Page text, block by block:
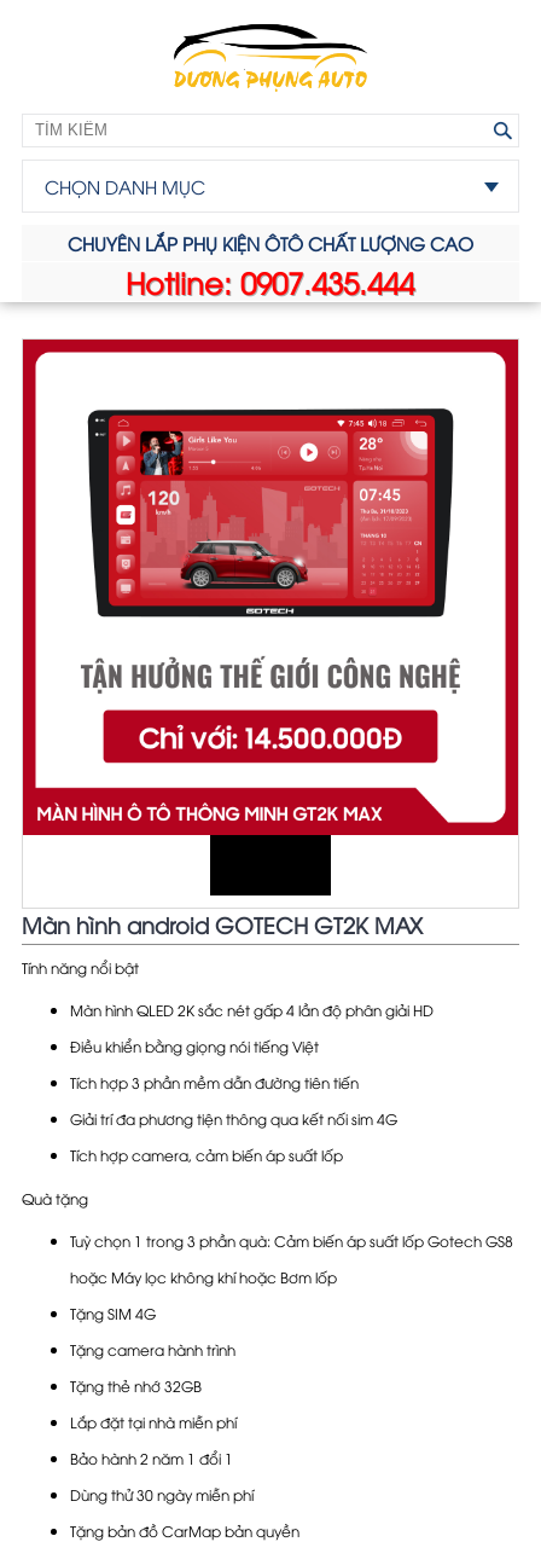
CHỌN DANH MỤC
CHUYÊN LẮP PHỤ KIỆN ÔTÔ CHẤT LƯỢNG CAO
Hotline: 0907.435.444
Màn hình android GOTECH GT2K MAX
Tính năng nổi bật
Màn hình QLED 2K sắc nét gấp 4 lần độ phân giải HD
Điều khiển bằng giọng nói tiếng Việt
Tích hợp 3 phần mềm dẫn đường tiên tiến
Giải trí đa phương tiện thông qua kết nối sim 4G
Tích hợp camera, cảm biến áp suất lốp
Quà tặng
Tuỳ chọn 1 trong 3 phần quà: Cảm biến áp suất lốp Gotech GS8
hoặc Máy lọc không khí hoặc Bơm lốp
Tặng SIM 4G
Tặng camera hành trình
Tặng thẻ nhớ 32GB
Lắp đặt tại nhà miễn phí
Bảo hành 2 năm 1 đổi 1
Dùng thử 30 ngày miễn phí
Tặng bản đồ CarMap bản quyền